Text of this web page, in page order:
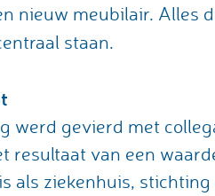
nieuw meubilair. Alles
staan.
werd gevierd met
resultaat van een
als ziekenhuis,